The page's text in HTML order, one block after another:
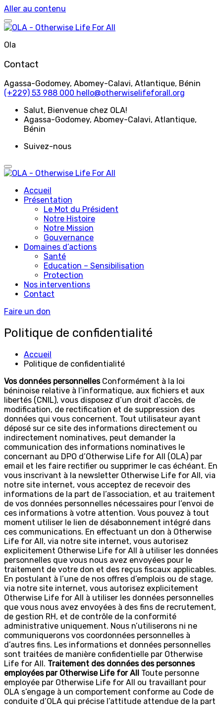
Aller au contenu
Ola
Contact
Agassa-Godomey, Abomey-Calavi, Atlantique, Bénin
(+229) 53 988 000 hello@otherwiselifeforall.org
Salut, Bienvenue chez OLA!
Agassa-Godomey, Abomey-Calavi, Atlantique,
Bénin
Suivez-nous
Accueil
Présentation
Le Mot du Président
Notre Histoire
Notre Mission
Gouvernance
Domaines d’actions
Santé
Education – Sensibilisation
Protection
Nos interventions
Contact
Faire un don
Politique de confidentialité
Accueil
Politique de confidentialité
Vos données personnellesConformément à la loi
béninoise relative à l’informatique, aux fichiers et aux
libertés (CNIL), vous disposez d’un droit d’accès, de
modification, de rectification et de suppression des
données qui vous concernent. Tout utilisateur ayant
déposé sur ce site des informations directement ou
indirectement nominatives, peut demander la
communication des informations nominatives le
concernant au DPO d’Otherwise Life for All (OLA) par
email et les faire rectifier ou supprimer le cas échéant. En
vous inscrivant à la newsletter Otherwise Life for All, via
notre site internet, vous acceptez de recevoir des
informations de la part de l’association, et au traitement
de vos données personnelles nécessaires pour l’envoi de
ces informations à votre attention. Vous pouvez à tout
moment utiliser le lien de désabonnement intégré dans
ces communications. En effectuant un don à Otherwise
Life for All, via notre site internet, vous autorisez
explicitement Otherwise Life for All à utiliser les données
personnelles que vous nous avez envoyées pour le
traitement de votre don et des reçus fiscaux applicables.
En postulant à l’une de nos offres d’emplois ou de stage,
via notre site internet, vous autorisez explicitement
Otherwise Life for All à utiliser les données personnelles
que vous nous avez envoyées à des fins de recrutement,
de gestion RH, et de contrôle de la conformité
administrative uniquement. Nous n’utiliserons ni ne
communiquerons vos coordonnées personnelles à
d’autres fins. Les informations et données personnelles
sont traitées de manière confidentielle par Otherwise
Life for All. Traitement des données des personnes
employées par Otherwise Life for All Toute personne
employée par Otherwise Life for All ou travaillant pour
OLA s’engage à un comportement conforme au Code de
conduite d’OLA qui précise l’attitude attendue de la part